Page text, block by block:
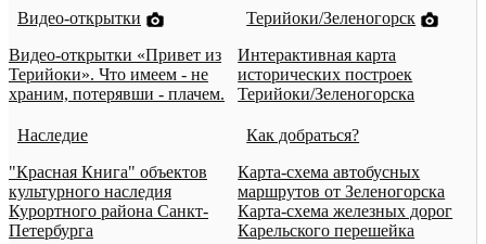
Видео-открытки
Видео-открытки «Привет из
Терийоки». Что имеем - не
храним, потерявши - плачем.
Терийоки/Зеленогорск
Интерактивная карта
исторических построек
Терийоки/Зеленогорска
Наследие
"Красная Книга" объектов
культурного наследия
Курортного района Санкт-
Петербурга
Как добраться?
Карта-схема автобусных
маршрутов от Зеленогорска
Карта-схема железных дорог
Карельского перешейка